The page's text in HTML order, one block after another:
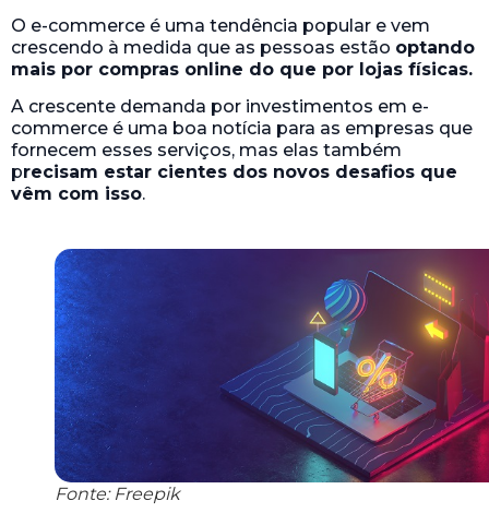
O e-commerce é uma tendência popular e vem
crescendo à medida que as pessoas estão optando
mais por compras online do que por lojas físicas.
A crescente demanda por investimentos em e-
commerce é uma boa notícia para as empresas que
fornecem esses serviços, mas elas também
precisam estar cientes dos novos desafios que
vêm com isso.
Fonte: Freepik